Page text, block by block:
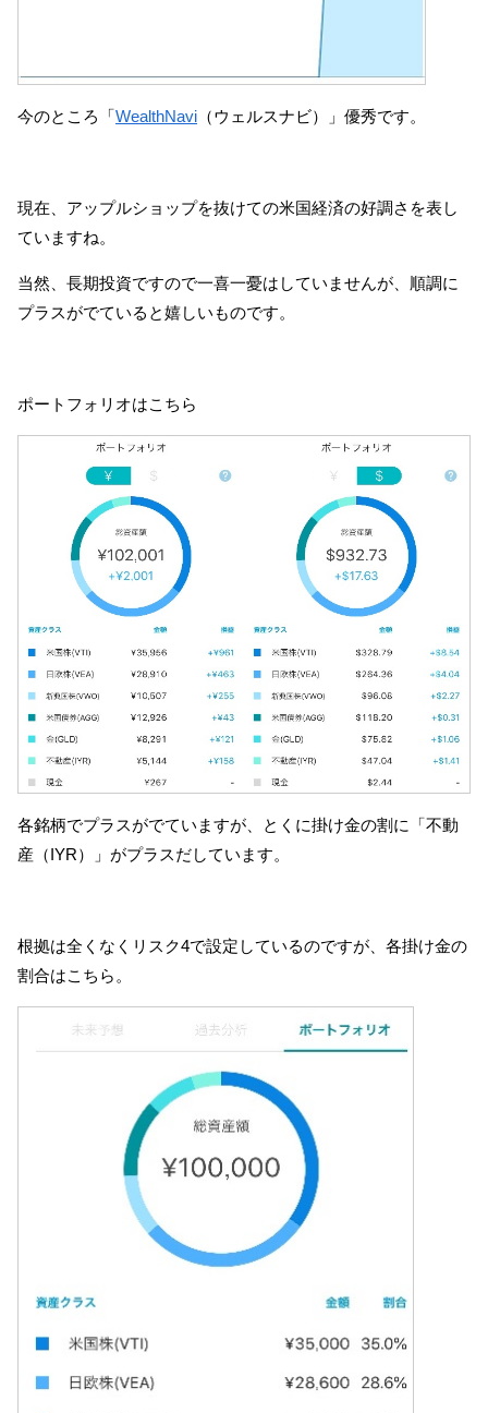
今のところ「WealthNavi （ウェルスナビ）」優秀です。
現在、アップルショップを抜けての米国経済の好調さを表し
ていますね。
当然、長期投資ですので一喜一憂はしていませんが、順調に
プラスがでていると嬉しいものです。
ポートフォリオはこちら
各銘柄でプラスがでていますが、とくに掛け金の割に「不動
産（IYR）」がプラスだしています。
根拠は全くなくリスク4で設定しているのですが、各掛け金の
割合はこちら。